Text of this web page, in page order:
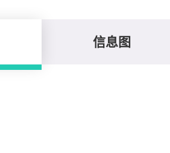
信息图